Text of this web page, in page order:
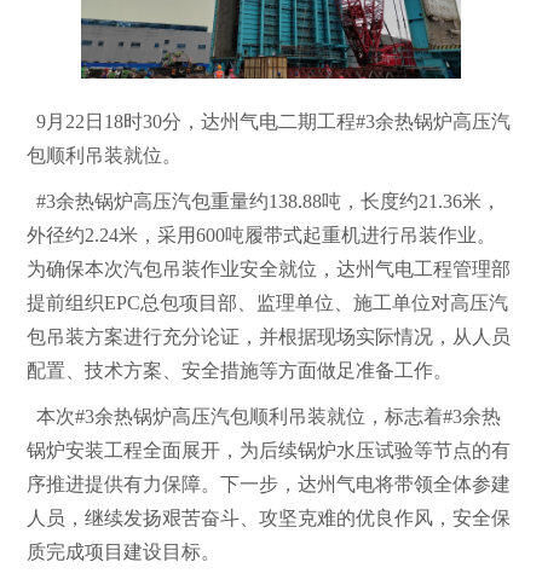
9月22日18时30分，达州气电二期工程#3余热锅炉高压汽
包顺利吊装就位。
#3余热锅炉高压汽包重量约138.88吨，长度约21.36米，
外径约2.24米，采用600吨履带式起重机进行吊装作业。
为确保本次汽包吊装作业安全就位，达州气电工程管理部
提前组织EPC总包项目部、监理单位、施工单位对高压汽
包吊装方案进行充分论证，并根据现场实际情况，从人员
配置、技术方案、安全措施等方面做足准备工作。
本次#3余热锅炉高压汽包顺利吊装就位，标志着#3余热
锅炉安装工程全面展开，为后续锅炉水压试验等节点的有
序推进提供有力保障。下一步，达州气电将带领全体参建
人员，继续发扬艰苦奋斗、攻坚克难的优良作风，安全保
质完成项目建设目标。